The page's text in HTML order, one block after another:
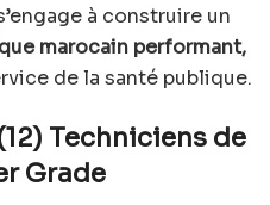
à construire un
marocain performant,
de la santé publique.
Techniciens de
Grade